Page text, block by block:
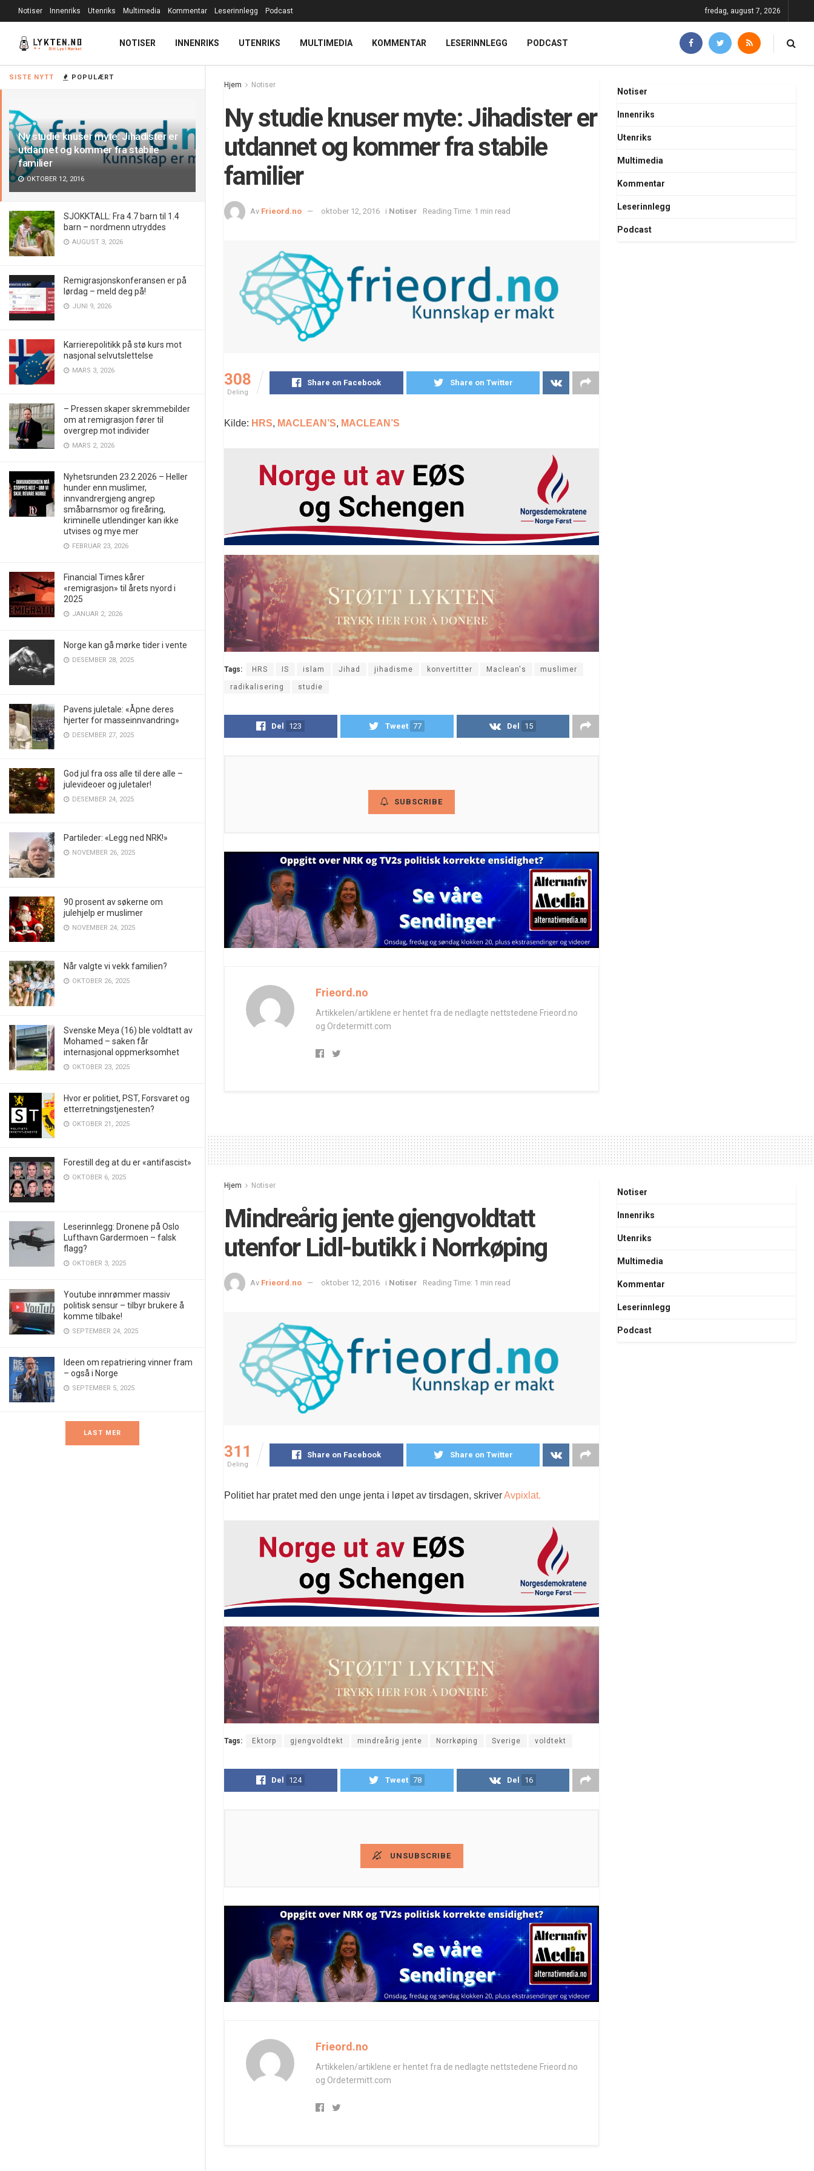
SISTE NYTT POPULÆRT
Ny studie knuser myte: Jihadister er
utdannet og kommer fra stabile
familier
OKTOBER 12, 2016
SJOKKTALL: Fra 4.7 barn til 1.4
barn – nordmenn utryddes
AUGUST 3, 2026
Remigrasjonskonferansen er på
lørdag – meld deg på!
JUNI 9, 2026
Karrierepolitikk på stø kurs mot
nasjonal selvutslettelse
MARS 3, 2026
– Pressen skaper skremmebilder
om at remigrasjon fører til
overgrep mot individer
MARS 2, 2026
Nyhetsrunden 23.2.2026 – Heller
hunder enn muslimer,
innvandrergjeng angrep
småbarnsmor og fireåring,
kriminelle utlendinger kan ikke
utvises og mye mer
FEBRUAR 23, 2026
Financial Times kårer
«remigrasjon» til årets nyord i
2025
JANUAR 2, 2026
Norge kan gå mørke tider i vente
DESEMBER 28, 2025
Pavens juletale: «Åpne deres
hjerter for masseinnvandring»
DESEMBER 27, 2025
God jul fra oss alle til dere alle –
julevideoer og juletaler!
DESEMBER 24, 2025
Partileder: «Legg ned NRK!»
NOVEMBER 26, 2025
90 prosent av søkerne om
julehjelp er muslimer
NOVEMBER 24, 2025
Når valgte vi vekk familien?
OKTOBER 26, 2025
Svenske Meya (16) ble voldtatt av
Mohamed – saken får
internasjonal oppmerksomhet
OKTOBER 23, 2025
Hvor er politiet, PST, Forsvaret og
etterretningstjenesten?
OKTOBER 21, 2025
Forestill deg at du er «antifascist»
OKTOBER 6, 2025
Leserinnlegg: Dronene på Oslo
Lufthavn Gardermoen – falsk
flagg?
OKTOBER 3, 2025
Youtube innrømmer massiv
politisk sensur – tilbyr brukere å
komme tilbake!
SEPTEMBER 24, 2025
Ideen om repatriering vinner fram
– også i Norge
SEPTEMBER 5, 2025
LAST MER
Notiser Innenriks Utenriks Multimedia Kommentar Leserinnlegg Podcast fredag, august 7, 2026
NOTISER INNENRIKS UTENRIKS MULTIMEDIA KOMMENTAR LESERINNLEGG PODCAST
Hjem Notiser
Ny studie knuser myte: Jihadister er
utdannet og kommer fra stabile
familier
Av Frieord.no oktober 12, 2016 i Notiser Reading Time: 1 min read
308
Deling
Share on Facebook Share on Twitter
Kilde: HRS, MACLEAN’S, MACLEAN’S
Tags: HRS IS islam Jihad jihadisme konvertitter Maclean's muslimer
radikalisering studie
Del 123 Tweet 77 Del 15
SUBSCRIBE
Frieord.no
Artikkelen/artiklene er hentet fra de nedlagte nettstedene Frieord.no
og Ordetermitt.com
Notiser
Innenriks
Utenriks
Multimedia
Kommentar
Leserinnlegg
Podcast
Hjem Notiser
Mindreårig jente gjengvoldtatt
utenfor Lidl-butikk i Norrkøping
Av Frieord.no oktober 12, 2016 i Notiser Reading Time: 1 min read
311
Deling
Share on Facebook Share on Twitter
Politiet har pratet med den unge jenta i løpet av tirsdagen, skriverAvpixlat.
Tags: Ektorp gjengvoldtekt mindreårig jente Norrkøping Sverige voldtekt
Del 124 Tweet 78 Del 16
UNSUBSCRIBE
Frieord.no
Artikkelen/artiklene er hentet fra de nedlagte nettstedene Frieord.no
og Ordetermitt.com
Notiser
Innenriks
Utenriks
Multimedia
Kommentar
Leserinnlegg
Podcast